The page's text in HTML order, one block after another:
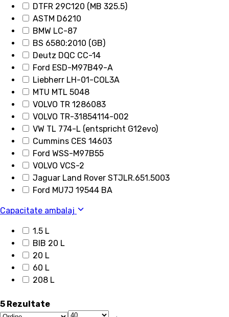
DTFR 29C120 (MB 325.5)
ASTM D6210
BMW LC-87
BS 6580:2010 (GB)
Deutz DQC CC-14
Ford ESD-M97B49-A
Liebherr LH-01-COL3A
MTU MTL 5048
VOLVO TR 1286083
VOLVO TR-31854114-002
VW TL 774-L (entspricht G12evo)
Cummins CES 14603
Ford WSS-M97B55
VOLVO VCS-2
Jaguar Land Rover STJLR.651.5003
Ford MU7J 19544 BA
Capacitate ambalaj
1.5 L
BIB 20 L
20 L
60 L
208 L
5 Rezultate